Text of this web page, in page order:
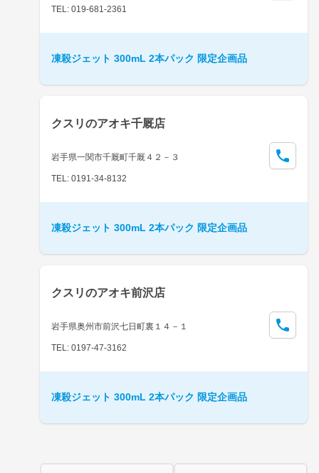
TEL: 019-681-2361
凍殺ジェット 300mL 2本パック 限定企画品
クスリのアオキ千厩店
岩手県一関市千厩町千厩４２－３
TEL: 0191-34-8132
凍殺ジェット 300mL 2本パック 限定企画品
クスリのアオキ前沢店
岩手県奥州市前沢七日町裏１４－１
TEL: 0197-47-3162
凍殺ジェット 300mL 2本パック 限定企画品